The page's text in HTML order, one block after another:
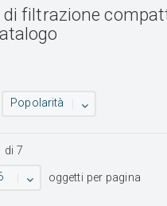
filtrazione
Popolarità
di 7
oggetti per pagina